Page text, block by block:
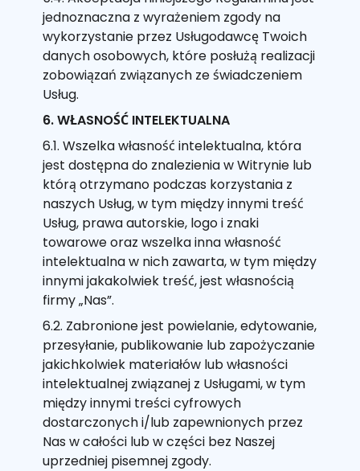
jednoznaczna z wyrażeniem zgody na
wykorzystanie przez Usługodawcę Twoich
danych osobowych, które posłużą realizacji
zobowiązań związanych ze świadczeniem
Usług.
6. WŁASNOŚĆ INTELEKTUALNA
6.1. Wszelka własność intelektualna, która
jest dostępna do znalezienia w Witrynie lub
którą otrzymano podczas korzystania z
naszych Usług, w tym między innymi treść
Usług, prawa autorskie, logo i znaki
towarowe oraz wszelka inna własność
intelektualna w nich zawarta, w tym między
innymi jakakolwiek treść, jest własnością
firmy „Nas”.
6.2. Zabronione jest powielanie, edytowanie,
przesyłanie, publikowanie lub zapożyczanie
jakichkolwiek materiałów lub własności
intelektualnej związanej z Usługami, w tym
między innymi treści cyfrowych
dostarczonych i/lub zapewnionych przez
Nas w całości lub w części bez Naszej
uprzedniej pisemnej zgody.